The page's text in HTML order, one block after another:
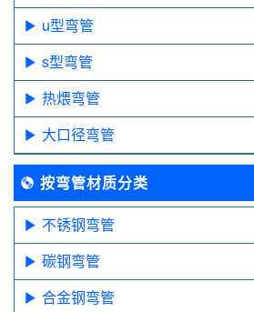
u型弯管
s型弯管
热煨弯管
大口径弯管
按弯管材质分类
不锈钢弯管
碳钢弯管
合金钢弯管